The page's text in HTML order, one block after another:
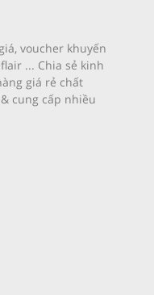
voucher khuyến
... Chia sẻ kinh
giá rẻ chất
cung cấp nhiều